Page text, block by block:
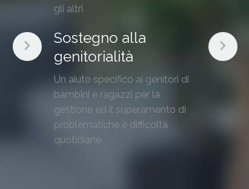
gli altri
Sostegno alla
genitorialità
Un aiuto specifico ai genitori di
bambini e ragazzi per la
gestione ed il superamento di
problematiche e difficoltà
quotidiane